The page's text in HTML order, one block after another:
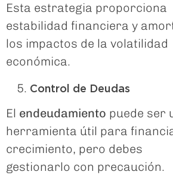
Esta estrategia proporciona
estabilidad financiera y
los impactos de la volatilidad
económica.
Control de Deudas
El endeudamiento puede ser
herramienta útil para
crecimiento, pero debes
gestionarlo con precaución.